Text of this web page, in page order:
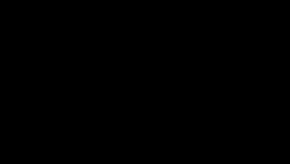
voor jezelf, maar misschien wel